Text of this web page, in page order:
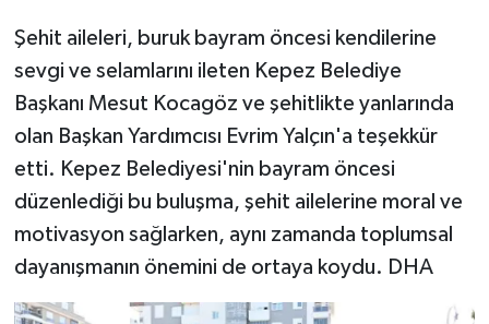
Şehit aileleri, buruk bayram öncesi kendilerine
sevgi ve selamlarını ileten Kepez Belediye
Başkanı Mesut Kocagöz ve şehitlikte yanlarında
olan Başkan Yardımcısı Evrim Yalçın'a teşekkür
etti. Kepez Belediyesi'nin bayram öncesi
düzenlediği bu buluşma, şehit ailelerine moral ve
motivasyon sağlarken, aynı zamanda toplumsal
dayanışmanın önemini de ortaya koydu. DHA